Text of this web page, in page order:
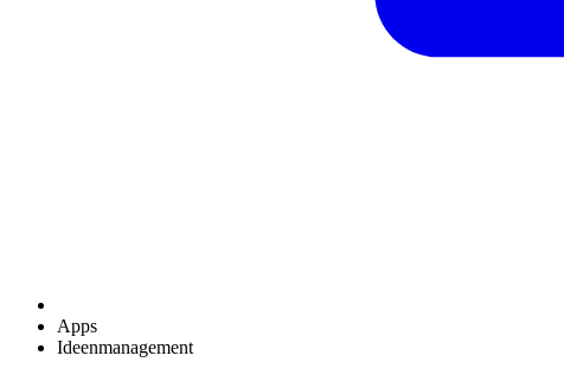
Apps
Ideenmanagement